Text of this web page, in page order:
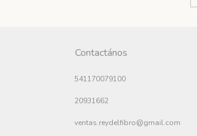
Contactános
541170079100
20931662
ventas.reydelfibro@gmail.com